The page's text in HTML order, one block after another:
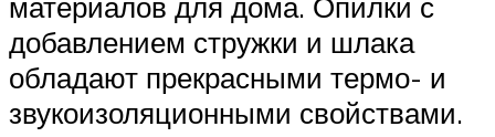
добавлением стружки и шлака
обладают прекрасными термо- и
звукоизоляционными свойствами.